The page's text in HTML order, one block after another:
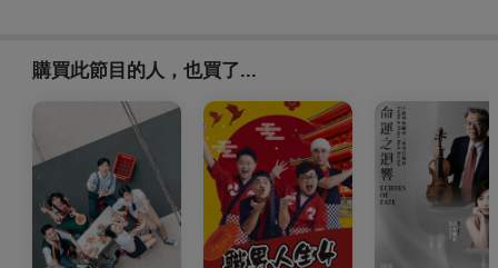
購買此節目的人，也買了...